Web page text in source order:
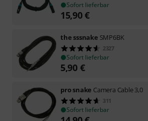
Sofort lieferbar
15,90€
the sssnake SMP6BK
2327
Sofort lieferbar
5,90 €
pro snake Camera Cable 3,0
311
Sofort lieferbar